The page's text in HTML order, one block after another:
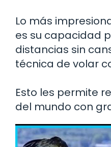
Lo más
es su capacidad
distancias sin
técnica de volar
Esto les permite
del mundo con